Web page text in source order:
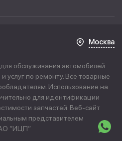
Москва
обслуживания автомобилей.
услуг по ремонту. Все товарные
Использование на
для идентификации
запчастей. Веб-сайт
представителем
“ИЦП”